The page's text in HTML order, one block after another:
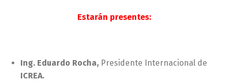
Estarán presentes:
Ing. Eduardo Rocha, Presidente Internacional de
ICREA.